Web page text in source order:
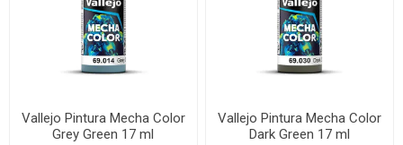
Vallejo Pintura Mecha Color
Grey Green 17 ml
Vallejo Pintura Mecha Color
Dark Green 17 ml